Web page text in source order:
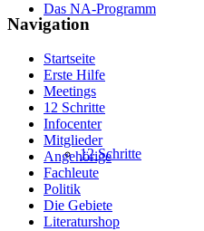
Das NA-Programm
12 Schritte
Navigation
Startseite
Erste Hilfe
Meetings
12 Schritte
Infocenter
Mitglieder
Angehörige
Fachleute
Politik
Die Gebiete
Literaturshop